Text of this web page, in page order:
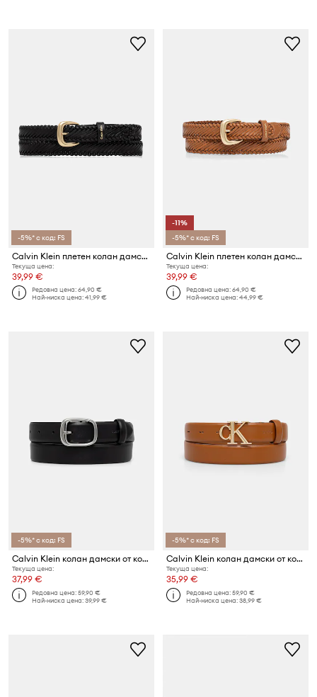
-5%* с код: FS
Calvin Klein плетен колан дамски от кожа
Текуща цена:
39,99 €
Редовна цена:64,90 €
Най-ниска цена:41,99 €
-11%
-5%* с код: FS
Calvin Klein плетен колан дамски от кожа
Текуща цена:
39,99 €
Редовна цена:64,90 €
Най-ниска цена:44,99 €
-5%* с код: FS
Calvin Klein колан дамски от кожа
Текуща цена:
37,99 €
Редовна цена:59,90 €
Най-ниска цена:39,99 €
-5%* с код: FS
Calvin Klein колан дамски от кожа
Текуща цена:
35,99 €
Редовна цена:59,90 €
Най-ниска цена:38,99 €